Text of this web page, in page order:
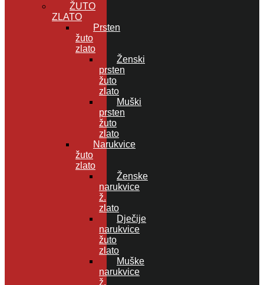
ŽUTO
ZLATO
Prsten
žuto
zlato
Ženski
prsten
žuto
zlato
Muški
prsten
žuto
zlato
Narukvice
žuto
zlato
Ženske
narukvice
ž.
zlato
Dječije
narukvice
žuto
zlato
Muške
narukvice
ž.